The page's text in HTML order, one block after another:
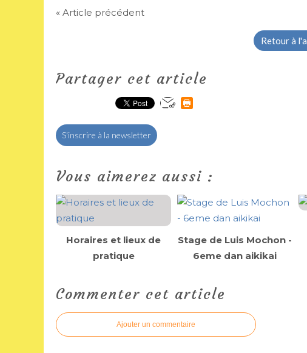
« Article précédent
Retour à
Partager cet article
S'inscrire à la newsletter
Vous aimerez aussi :
Horaires et lieux de
pratique
Stage de Luis Mochon -
6eme dan aikikai
Commenter cet article
Ajouter un commentaire